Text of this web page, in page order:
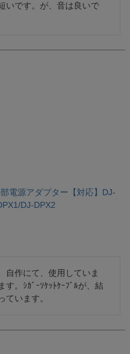
いです。が、音は良いで
電源アダプター【対応】DJ-
DJ-DPX2
自作にて、使用していま
。ｼｶﾞｰｿｹｯﾄｹｰﾌﾞﾙが、結
ています。